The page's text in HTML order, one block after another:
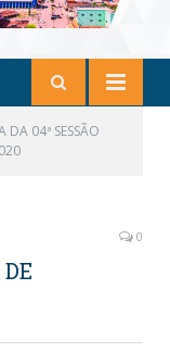
DA 04ª SESSÃO
0